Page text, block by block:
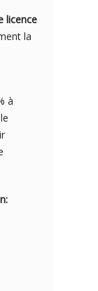
licence
la
à